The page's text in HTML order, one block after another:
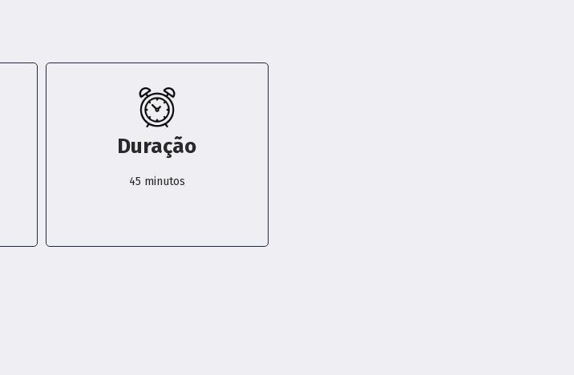
Duração
45 minutos